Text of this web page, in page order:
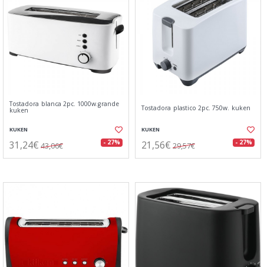
Tostadora blanca 2pc. 1000w.grande
kuken
KUKEN
31,24€ 43,06€ - 27%
Tostadora plastico 2pc. 750w. kuken
KUKEN
21,56€ 29,57€ - 27%